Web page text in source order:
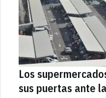
Los
sus puertas ante